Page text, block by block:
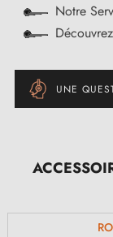
Notre
UNE